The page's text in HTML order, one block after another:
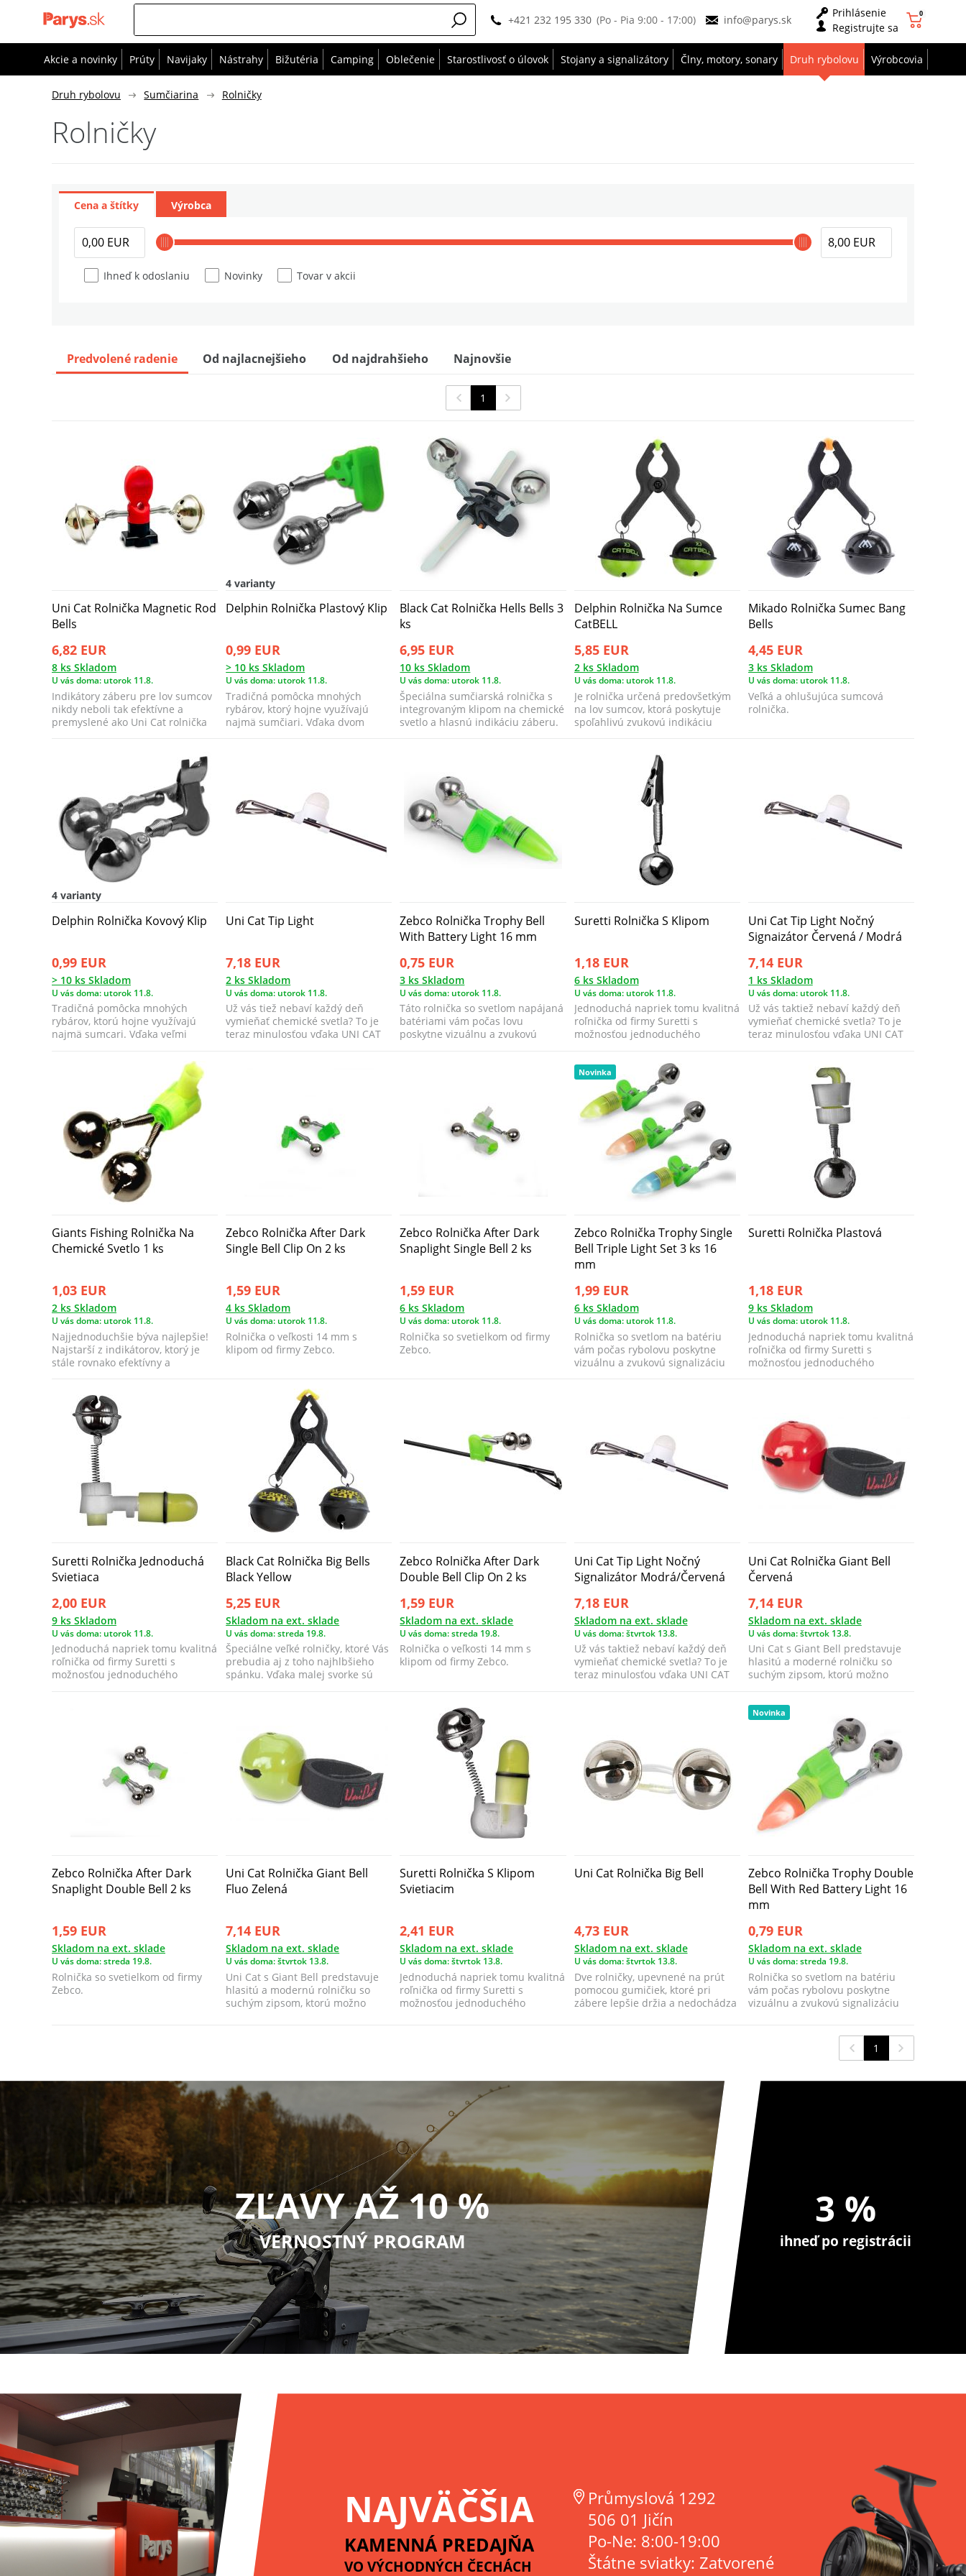
+421 232 195 330 (Po - Pia 9:00 - 17:00) info@parys.sk
Prihlásenie
Registrujte sa
0
Akcie a novinky Prúty Navijaky Nástrahy Bižutéria Camping Oblečenie Starostlivosť o úlovok Stojany a signalizátory Člny, motory, sonary Druh rybolovu Výrobcovia
Druh rybolovu Sumčiarina Rolničky
Rolničky
Cena a štítky
Ihneď k odoslaniu Novinky Tovar v akcii
Výrobca
Predvolené radenie Od najlacnejšieho Od najdrahšieho Najnovšie
1
Uni Cat Rolnička Magnetic Rod
Bells
6,82 EUR
8 ks Skladom
U vás doma: utorok 11.8.
Indikátory záberu pre lov sumcov
nikdy neboli tak efektívne a
premyslené ako Uni Cat rolnička
4 varianty
Delphin Rolnička Plastový Klip
0,99 EUR
> 10 ks Skladom
U vás doma: utorok 11.8.
Tradičná pomôcka mnohých
rybárov, ktorý hojne využívajú
najmä sumčiari. Vďaka dvom
Black Cat Rolnička Hells Bells 3
ks
6,95 EUR
10 ks Skladom
U vás doma: utorok 11.8.
Špeciálna sumčiarská rolnička s
integrovaným klipom na chemické
svetlo a hlasnú indikáciu záberu.
Delphin Rolnička Na Sumce
CatBELL
5,85 EUR
2 ks Skladom
U vás doma: utorok 11.8.
Je rolnička určená predovšetkým
na lov sumcov, ktorá poskytuje
spoľahlivú zvukovú indikáciu
Mikado Rolnička Sumec Bang
Bells
4,45 EUR
3 ks Skladom
U vás doma: utorok 11.8.
Veľká a ohlušujúca sumcová
rolnička.
4 varianty
Delphin Rolnička Kovový Klip
0,99 EUR
> 10 ks Skladom
U vás doma: utorok 11.8.
Tradičná pomôcka mnohých
rybárov, ktorú hojne využívajú
najmä sumcari. Vďaka veľmi
Uni Cat Tip Light
7,18 EUR
2 ks Skladom
U vás doma: utorok 11.8.
Už vás tiež nebaví každý deň
vymieňať chemické svetla? To je
teraz minulosťou vďaka UNI CAT
Zebco Rolnička Trophy Bell
With Battery Light 16 mm
0,75 EUR
3 ks Skladom
U vás doma: utorok 11.8.
Táto rolnička so svetlom napájaná
batériami vám počas lovu
poskytne vizuálnu a zvukovú
Suretti Rolnička S Klipom
1,18 EUR
6 ks Skladom
U vás doma: utorok 11.8.
Jednoduchá napriek tomu kvalitná
roľnička od firmy Suretti s
možnosťou jednoduchého
Uni Cat Tip Light Nočný
Signaizátor Červená / Modrá
7,14 EUR
1 ks Skladom
U vás doma: utorok 11.8.
Už vás taktiež nebaví každý deň
vymieňať chemické svetla? To je
teraz minulosťou vďaka UNI CAT
Giants Fishing Rolnička Na
Chemické Svetlo 1 ks
1,03 EUR
2 ks Skladom
U vás doma: utorok 11.8.
Najjednoduchšie býva najlepšie!
Najstarší z indikátorov, ktorý je
stále rovnako efektívny a
Zebco Rolnička After Dark
Single Bell Clip On 2 ks
1,59 EUR
4 ks Skladom
U vás doma: utorok 11.8.
Rolnička o veľkosti 14 mm s
klipom od firmy Zebco.
Zebco Rolnička After Dark
Snaplight Single Bell 2 ks
1,59 EUR
6 ks Skladom
U vás doma: utorok 11.8.
Rolnička so svetielkom od firmy
Zebco.
Novinka
Zebco Rolnička Trophy Single
Bell Triple Light Set 3 ks 16
mm
1,99 EUR
6 ks Skladom
U vás doma: utorok 11.8.
Rolnička so svetlom na batériu
vám počas rybolovu poskytne
vizuálnu a zvukovú signalizáciu
Suretti Rolnička Plastová
1,18 EUR
9 ks Skladom
U vás doma: utorok 11.8.
Jednoduchá napriek tomu kvalitná
roľnička od firmy Suretti s
možnosťou jednoduchého
Suretti Rolnička Jednoduchá
Svietiaca
2,00 EUR
9 ks Skladom
U vás doma: utorok 11.8.
Jednoduchá napriek tomu kvalitná
roľnička od firmy Suretti s
možnosťou jednoduchého
Black Cat Rolnička Big Bells
Black Yellow
5,25 EUR
Skladom na ext. sklade
U vás doma: streda 19.8.
Špeciálne veľké rolničky, ktoré Vás
prebudia aj z toho najhlbšieho
spánku. Vďaka malej svorke sú
Zebco Rolnička After Dark
Double Bell Clip On 2 ks
1,59 EUR
Skladom na ext. sklade
U vás doma: streda 19.8.
Rolnička o veľkosti 14 mm s
klipom od firmy Zebco.
Uni Cat Tip Light Nočný
Signalizátor Modrá/Červená
7,18 EUR
Skladom na ext. sklade
U vás doma: štvrtok 13.8.
Už vás taktiež nebaví každý deň
vymieňať chemické svetla? To je
teraz minulosťou vďaka UNI CAT
Uni Cat Rolnička Giant Bell
Červená
7,14 EUR
Skladom na ext. sklade
U vás doma: štvrtok 13.8.
Uni Cat s Giant Bell predstavuje
hlasitú a moderné rolničku so
suchým zipsom, ktorú možno
Zebco Rolnička After Dark
Snaplight Double Bell 2 ks
1,59 EUR
Skladom na ext. sklade
U vás doma: streda 19.8.
Rolnička so svetielkom od firmy
Zebco.
Uni Cat Rolnička Giant Bell
Fluo Zelená
7,14 EUR
Skladom na ext. sklade
U vás doma: štvrtok 13.8.
Uni Cat s Giant Bell predstavuje
hlasitú a modernú rolničku so
suchým zipsom, ktorú možno
Suretti Rolnička S Klipom
Svietiacim
2,41 EUR
Skladom na ext. sklade
U vás doma: štvrtok 13.8.
Jednoduchá napriek tomu kvalitná
roľnička od firmy Suretti s
možnosťou jednoduchého
Uni Cat Rolnička Big Bell
4,73 EUR
Skladom na ext. sklade
U vás doma: štvrtok 13.8.
Dve rolničky, upevnené na prút
pomocou gumičiek, ktoré pri
zábere lepšie držia a nedochádza
Novinka
Zebco Rolnička Trophy Double
Bell With Red Battery Light 16
mm
0,79 EUR
Skladom na ext. sklade
U vás doma: streda 19.8.
Rolnička so svetlom na batériu
vám počas rybolovu poskytne
vizuálnu a zvukovú signalizáciu
1
ZĽAVY AŽ 10 %
VERNOSTNÝ PROGRAM
3 %
ihneď po registrácii
NAJVÄČŠIA
KAMENNÁ PREDAJŇA
VO VÝCHODNÝCH ČECHÁCH
Průmyslová 1292
506 01 Jičín
Po-Ne: 8:00-19:00
Štátne sviatky: Zatvorené